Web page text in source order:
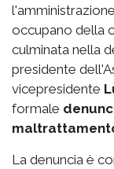
occupano della
culminata nella
presidente
vicepresidente
formale
La denuncia è